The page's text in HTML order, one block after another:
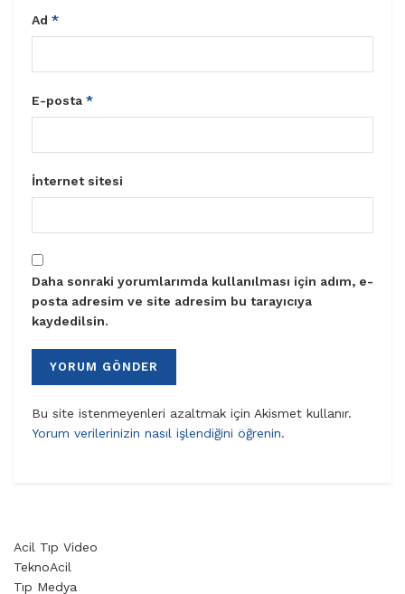
Ad *
E-posta *
İnternet sitesi
Daha sonraki yorumlarımda kullanılması için adım, e-
posta adresim ve site adresim bu tarayıcıya
kaydedilsin.
Bu site istenmeyenleri azaltmak için Akismet kullanır.
Yorum verilerinizin nasıl işlendiğini öğrenin.
Acil Tıp Video
TeknoAcil
Tıp Medya